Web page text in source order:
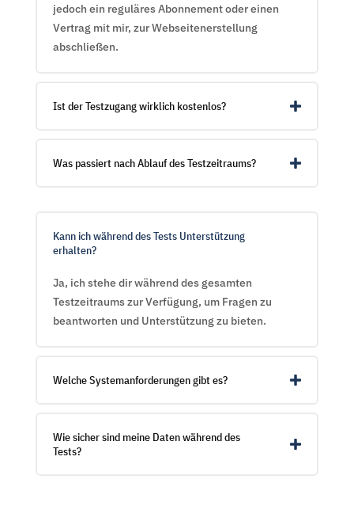
jedoch ein reguläres Abonnement oder einen
Vertrag mit mir, zur Webseitenerstellung
abschließen.
Ist der Testzugang wirklich kostenlos?
Was passiert nach Ablauf des Testzeitraums?
Kann ich während des Tests Unterstützung
erhalten?
Ja, ich stehe dir während des gesamten
Testzeitraums zur Verfügung, um Fragen zu
beantworten und Unterstützung zu bieten.
Welche Systemanforderungen gibt es?
Wie sicher sind meine Daten während des
Tests?